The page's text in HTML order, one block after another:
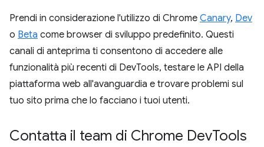
Prendi in considerazione l'utilizzo di Chrome Canary, Dev
o Beta come browser di sviluppo predefinito. Questi
canali di anteprima ti consentono di accedere alle
funzionalità più recenti di DevTools, testare le API della
piattaforma web all'avanguardia e trovare problemi sul
tuo sito prima che lo facciano i tuoi utenti.
Contatta il team di Chrome DevTools